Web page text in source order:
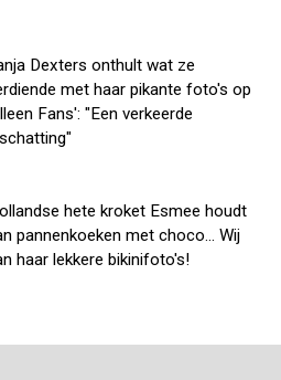
Dexters onthult wat ze
met haar pikante foto's op
Fans': "Een verkeerde
hete kroket Esmee houdt
pannenkoeken met choco... Wij
haar lekkere bikinifoto's!